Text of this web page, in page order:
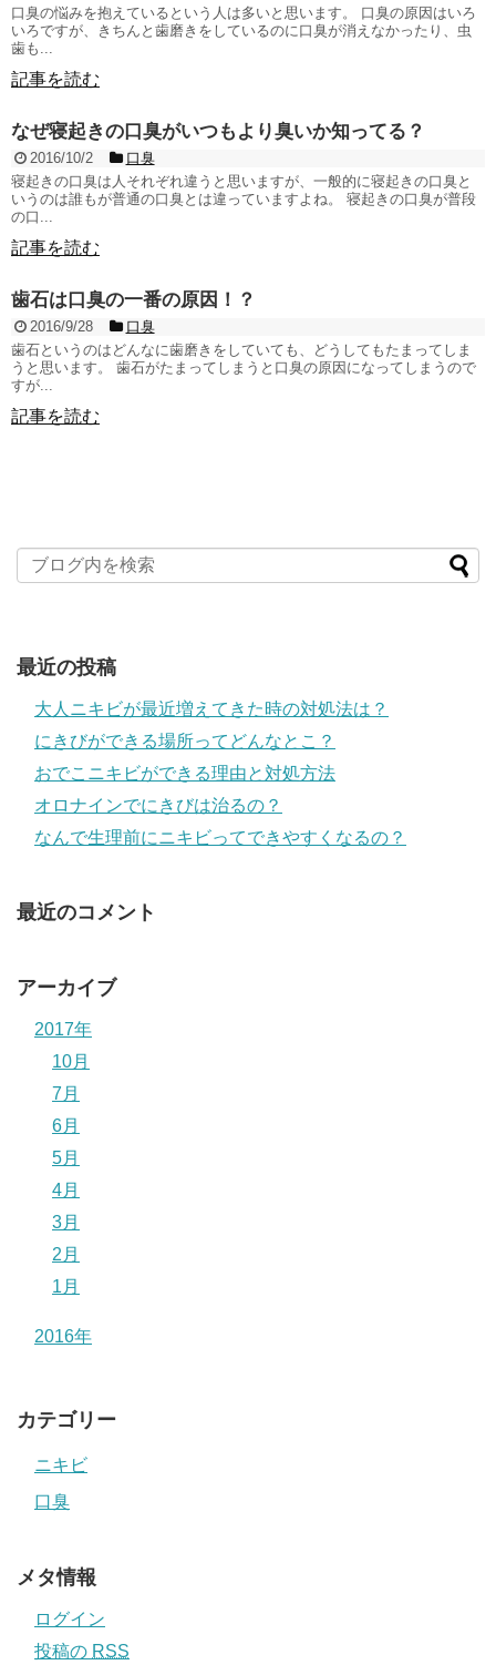
口臭の悩みを抱えているという人は多いと思います。 口臭の原因はいろ
いろですが、きちんと歯磨きをしているのに口臭が消えなかったり、虫
歯も...
記事を読む
なぜ寝起きの口臭がいつもより臭いか知ってる？
2016/10/2
口臭
寝起きの口臭は人それぞれ違うと思いますが、一般的に寝起きの口臭と
いうのは誰もが普通の口臭とは違っていますよね。 寝起きの口臭が普段
の口...
記事を読む
歯石は口臭の一番の原因！？
2016/9/28
口臭
歯石というのはどんなに歯磨きをしていても、どうしてもたまってしま
うと思います。 歯石がたまってしまうと口臭の原因になってしまうので
すが...
記事を読む
最近の投稿
大人ニキビが最近増えてきた時の対処法は？
にきびができる場所ってどんなとこ？
おでこニキビができる理由と対処方法
オロナインでにきびは治るの？
なんで生理前にニキビってできやすくなるの？
最近のコメント
アーカイブ
2017年
10月
7月
6月
5月
4月
3月
2月
1月
2016年
カテゴリー
ニキビ
口臭
メタ情報
ログイン
投稿の RSS